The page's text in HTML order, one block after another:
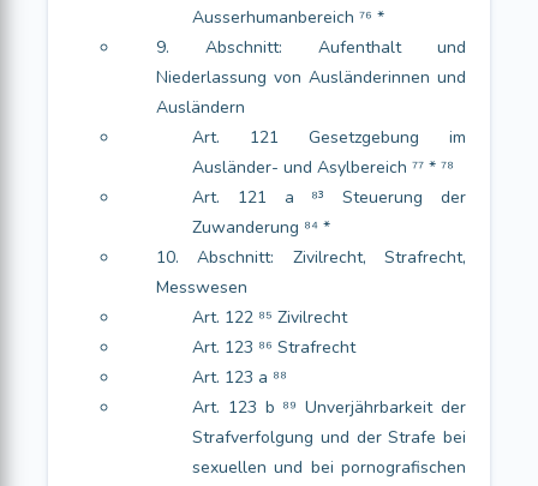
Ausserhumanbereich ⁷⁶ *
9. Abschnitt: Aufenthalt und
Niederlassung von Ausländerinnen und
Ausländern
Art. 121 Gesetzgebung im
Ausländer- und Asylbereich ⁷⁷ * ⁷⁸
Art. 121 a ⁸³ Steuerung der
Zuwanderung ⁸⁴ *
10. Abschnitt: Zivilrecht, Strafrecht,
Messwesen
Art. 122 ⁸⁵ Zivilrecht
Art. 123 ⁸⁶ Strafrecht
Art. 123 a ⁸⁸
Art. 123 b ⁸⁹ Unverjährbarkeit der
Strafverfolgung und der Strafe bei
sexuellen und bei pornografischen